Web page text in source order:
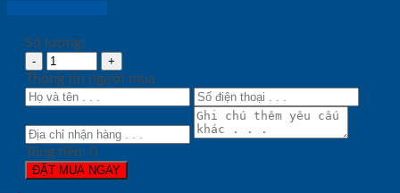
Số lượng:
Thông tin người mua
Tổng tiền: 0
ĐẶT MUA NGAY